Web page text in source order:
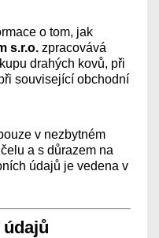
o tom, jak
s.r.o. zpracovává
drahých kovů, při
související obchodní
v nezbytném
a s důrazem na
údajů je vedena v